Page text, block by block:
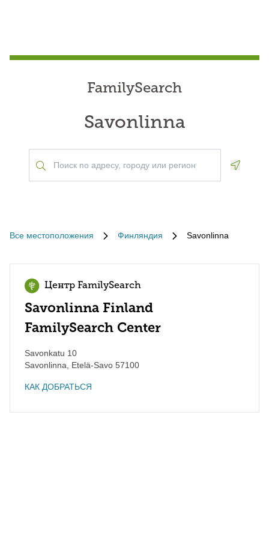
FamilySearch
Savonlinna
Все местоположения Финляндия Savonlinna
Центр FamilySearch
Savonlinna Finland
FamilySearch Center
Savonkatu 10
Savonlinna
Etelä-Savo 57100
КАК ДОБРАТЬСЯ